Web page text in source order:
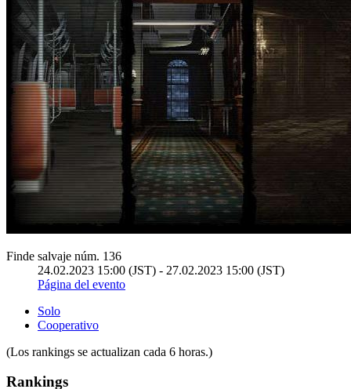
Finde salvaje núm. 136
24.02.2023 15:00 (JST) - 27.02.2023 15:00 (JST)
Página del evento
Solo
Cooperativo
(Los rankings se actualizan cada 6 horas.)
Rankings